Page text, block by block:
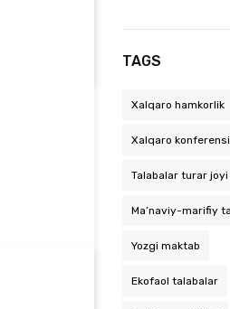
TAGS
Xalqaro hamkorlik
Xalqaro
Talabalar turar joyi
Ma’naviy-marifiy
Yozgi maktab
Ekofaol talabalar